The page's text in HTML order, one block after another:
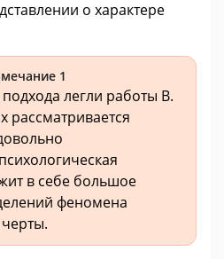
о характере
1
легли работы В.
рассматривается
в себе большое
феномена